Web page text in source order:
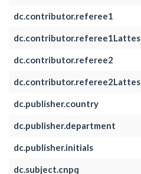
dc.contributor.referee1
dc.contributor.referee1Lattes
dc.contributor.referee2
dc.contributor.referee2Lattes
dc.publisher.country
dc.publisher.department
dc.publisher.initials
dc.subject.cnpq